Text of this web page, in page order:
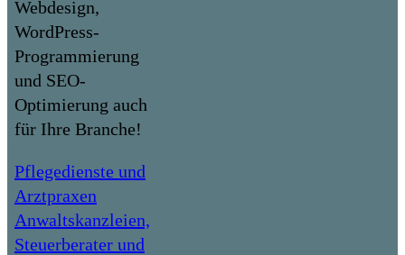
Webdesign,
WordPress-
Programmierung
und SEO-
Optimierung auch
für Ihre Branche!
Pflegedienste und
Arztpraxen
Anwaltskanzleien,
Steuerberater und